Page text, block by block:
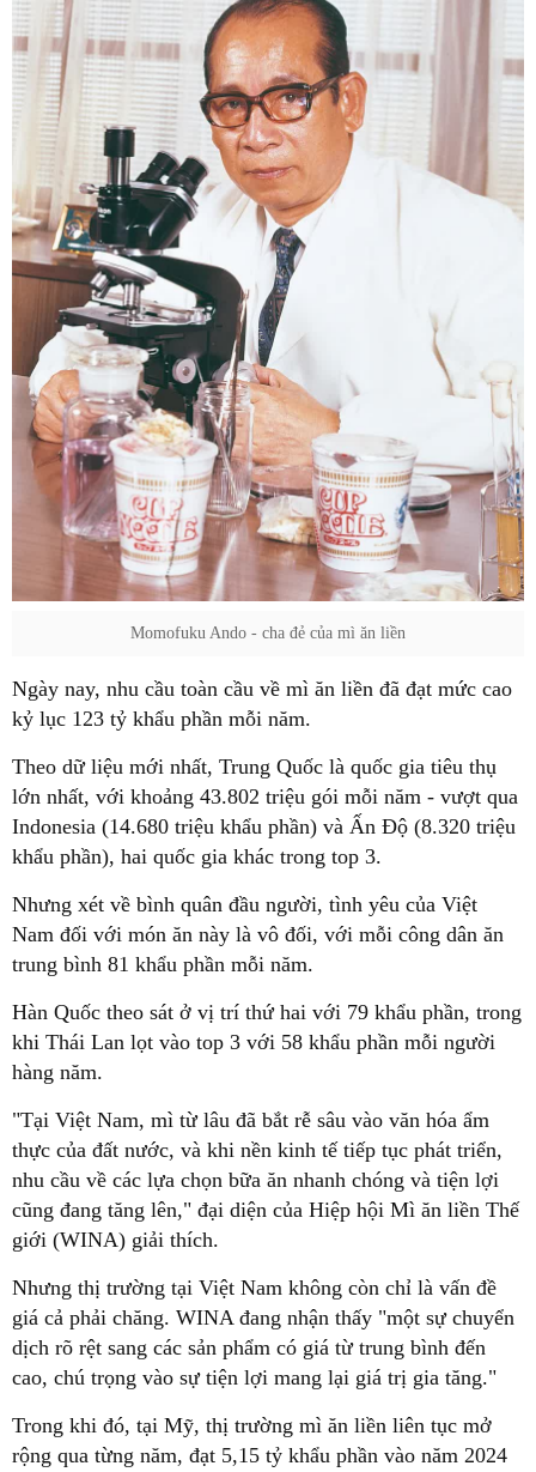
Momofuku Ando - cha đẻ của mì ăn liền
Ngày nay, nhu cầu toàn cầu về mì ăn liền đã đạt mức cao
kỷ lục 123 tỷ khẩu phần mỗi năm.
Theo dữ liệu mới nhất, Trung Quốc là quốc gia tiêu thụ
lớn nhất, với khoảng 43.802 triệu gói mỗi năm - vượt qua
Indonesia (14.680 triệu khẩu phần) và Ấn Độ (8.320 triệu
khẩu phần), hai quốc gia khác trong top 3.
Nhưng xét về bình quân đầu người, tình yêu của Việt
Nam đối với món ăn này là vô đối, với mỗi công dân ăn
trung bình 81 khẩu phần mỗi năm.
Hàn Quốc theo sát ở vị trí thứ hai với 79 khẩu phần, trong
khi Thái Lan lọt vào top 3 với 58 khẩu phần mỗi người
hàng năm.
"Tại Việt Nam, mì từ lâu đã bắt rễ sâu vào văn hóa ẩm
thực của đất nước, và khi nền kinh tế tiếp tục phát triển,
nhu cầu về các lựa chọn bữa ăn nhanh chóng và tiện lợi
cũng đang tăng lên," đại diện của Hiệp hội Mì ăn liền Thế
giới (WINA) giải thích.
Nhưng thị trường tại Việt Nam không còn chỉ là vấn đề
giá cả phải chăng. WINA đang nhận thấy "một sự chuyển
dịch rõ rệt sang các sản phẩm có giá từ trung bình đến
cao, chú trọng vào sự tiện lợi mang lại giá trị gia tăng."
Trong khi đó, tại Mỹ, thị trường mì ăn liền liên tục mở
rộng qua từng năm, đạt 5,15 tỷ khẩu phần vào năm 2024